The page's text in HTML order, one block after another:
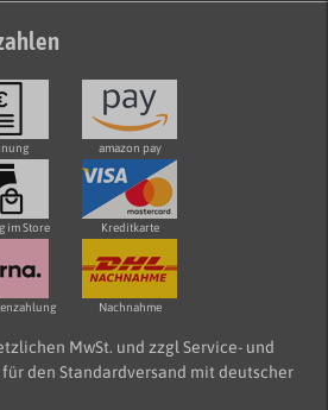
amazon pay
im Store Kreditkarte
Nachnahme
MwSt. und zzgl Service- und
den Standardversand mit deutscher